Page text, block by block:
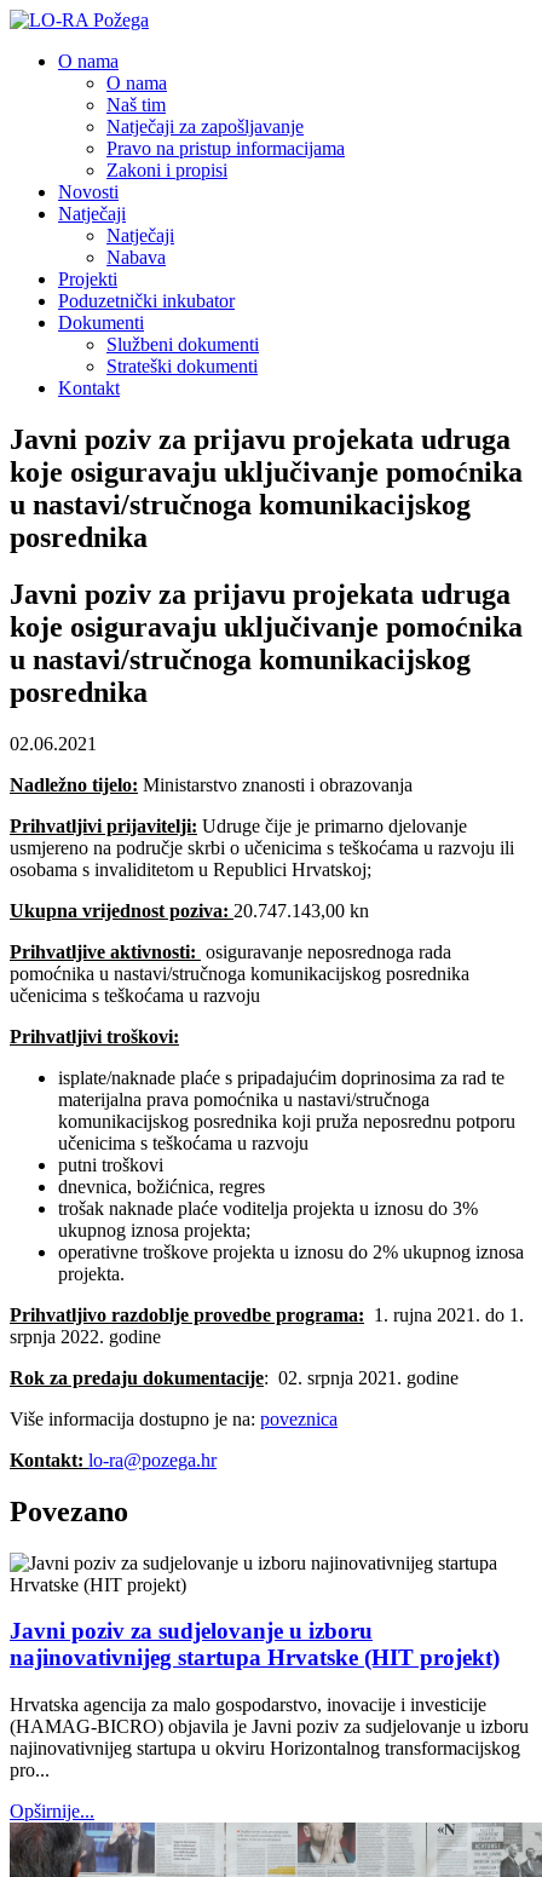
O nama
O nama
Naš tim
Natječaji za zapošljavanje
Pravo na pristup informacijama
Zakoni i propisi
Novosti
Natječaji
Natječaji
Nabava
Projekti
Poduzetnički inkubator
Dokumenti
Službeni dokumenti
Strateški dokumenti
Kontakt
Javni poziv za prijavu projekata udruga
koje osiguravaju uključivanje pomoćnika
u nastavi/stručnoga komunikacijskog
posrednika
Javni poziv za prijavu projekata udruga
koje osiguravaju uključivanje pomoćnika
u nastavi/stručnoga komunikacijskog
posrednika
02.06.2021
Nadležno tijelo: Ministarstvo znanosti i obrazovanja
Prihvatljivi prijavitelji: Udruge čije je primarno djelovanje
usmjereno na područje skrbi o učenicima s teškoćama u razvoju ili
osobama s invaliditetom u Republici Hrvatskoj;
Ukupna vrijednost poziva: 20.747.143,00 kn
Prihvatljive aktivnosti: osiguravanje neposrednoga rada
pomoćnika u nastavi/stručnoga komunikacijskog posrednika
učenicima s teškoćama u razvoju
Prihvatljivi troškovi:
isplate/naknade plaće s pripadajućim doprinosima za rad te
materijalna prava pomoćnika u nastavi/stručnoga
komunikacijskog posrednika koji pruža neposrednu potporu
učenicima s teškoćama u razvoju
putni troškovi
dnevnica, božićnica, regres
trošak naknade plaće voditelja projekta u iznosu do 3%
ukupnog iznosa projekta;
operativne troškove projekta u iznosu do 2% ukupnog iznosa
projekta.
Prihvatljivo razdoblje provedbe programa: 1. rujna 2021. do 1.
srpnja 2022. godine
Rok za predaju dokumentacije: 02. srpnja 2021. godine
Više informacija dostupno je na: poveznica
Kontakt: lo-ra@pozega.hr
Povezano
Javni poziv za sudjelovanje u izboru
najinovativnijeg startupa Hrvatske (HIT projekt)
Hrvatska agencija za malo gospodarstvo, inovacije i investicije
(HAMAG-BICRO) objavila je Javni poziv za sudjelovanje u izboru
najinovativnijeg startupa u okviru Horizontalnog transformacijskog
pro...
Opširnije...